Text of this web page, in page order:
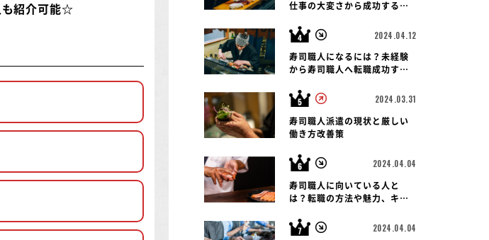
も紹介可能☆
仕事の大変さから成功する転
2024.04.12
寿司職人になるには？未経験
から寿司職人へ転職成功する
2024.03.31
寿司職人派遣の現状と厳しい
働き方改善策
2024.04.04
寿司職人に向いている人と
は？転職の方法や魅力、キャ
説！
2024.04.04